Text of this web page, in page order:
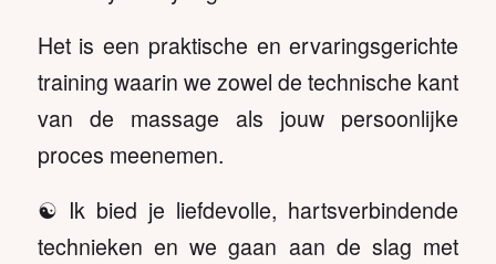
Het is een praktische en ervaringsgerichte
training waarin we zowel de technische kant
van de massage als jouw persoonlijke
proces meenemen.
☯️ Ik bied je liefdevolle, hartsverbindende
technieken en we gaan aan de slag met